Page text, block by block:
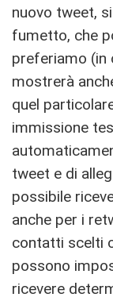
nuovo tweet,
fumetto, che
preferiamo (in
mostrerà
quel
immissione
tweet e di
possibile
anche per i
contatti scelti
possono
ricevere